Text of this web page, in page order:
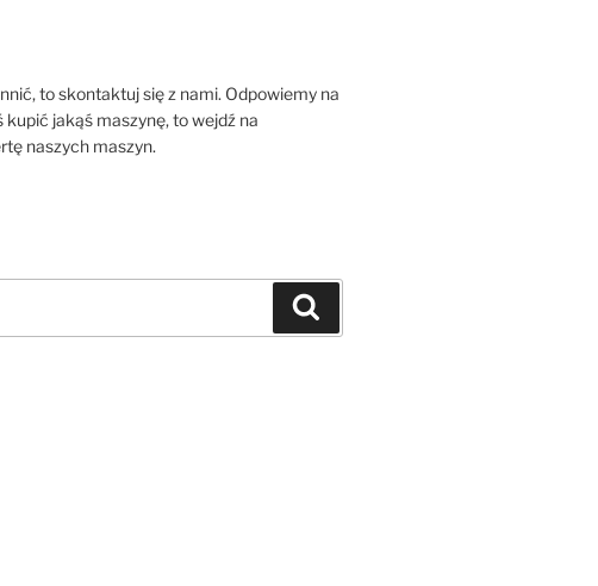
to skontaktuj się z nami. Odpowiemy na
jakąś maszynę, to wejdź na
naszych maszyn.